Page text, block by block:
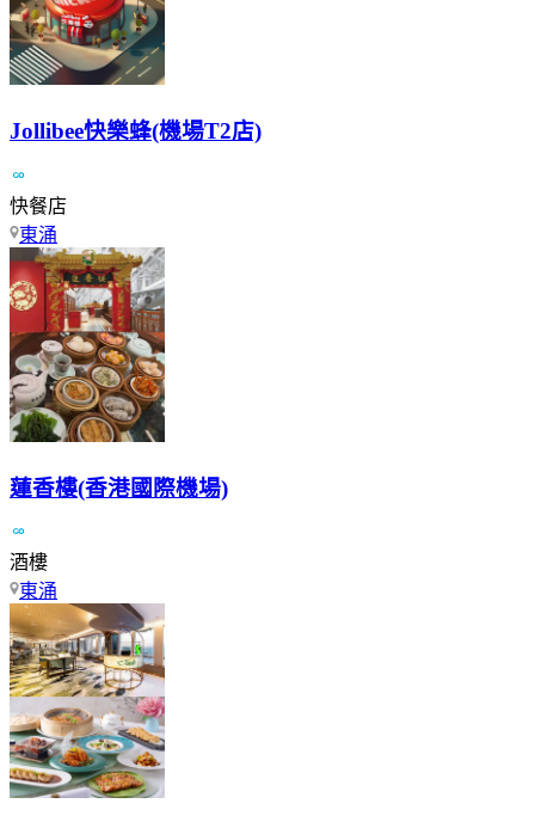
Jollibee快樂蜂(機場T2店)
快餐店
東涌
蓮香樓(香港國際機場)
酒樓
東涌